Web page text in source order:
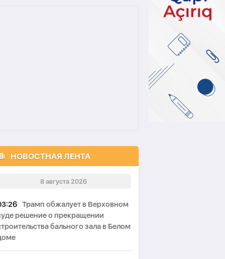
НОВОСТНАЯ ЛЕНТА
8 августа 2026
Трамп обжалует в Верховном
решение о прекращении
бального зала в Белом